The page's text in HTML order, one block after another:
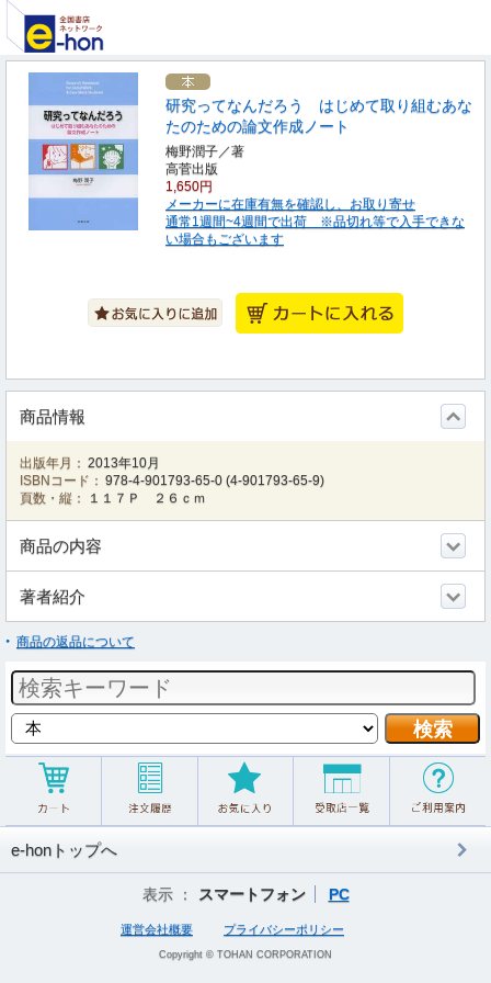
研究ってなんだろう はじめて取り組むあな
たのための論文作成ノート
梅野潤子／著
高菅出版
1,650円
メーカーに在庫有無を確認し、お取り寄せ
通常1週間~4週間で出荷 ※品切れ等で入手できな
い場合もございます
商品情報
出版年月： 2013年10月
ISBNコード： 978-4-901793-65-0 (4-901793-65-9)
頁数・縦：
１１７Ｐ ２６ｃｍ
商品の内容
著者紹介
商品の返品について
e-honトップへ
表示 ： スマートフォン PC
運営会社概要 プライバシーポリシー
Copyright © TOHAN CORPORATION